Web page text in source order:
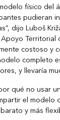
físico del
pudieran
dijo Luboš
Territorial
costoso y
completo
y llevaría
qué no usar
el modelo
y más